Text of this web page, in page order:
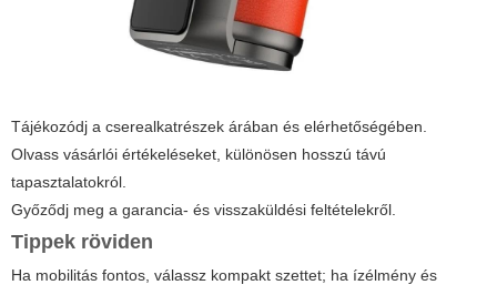
Tájékozódj a cserealkatrészek árában és elérhetőségében.
Olvass vásárlói értékeléseket, különösen hosszú távú
tapasztalatokról.
Győződj meg a garancia- és visszaküldési feltételekről.
Tippek röviden
Ha mobilitás fontos, válassz kompakt szettet; ha ízélmény és